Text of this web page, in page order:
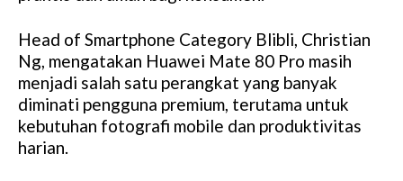
Head of Smartphone Category Blibli, Christian
Ng, mengatakan Huawei Mate 80 Pro masih
menjadi salah satu perangkat yang banyak
diminati pengguna premium, terutama untuk
kebutuhan fotografi mobile dan produktivitas
harian.